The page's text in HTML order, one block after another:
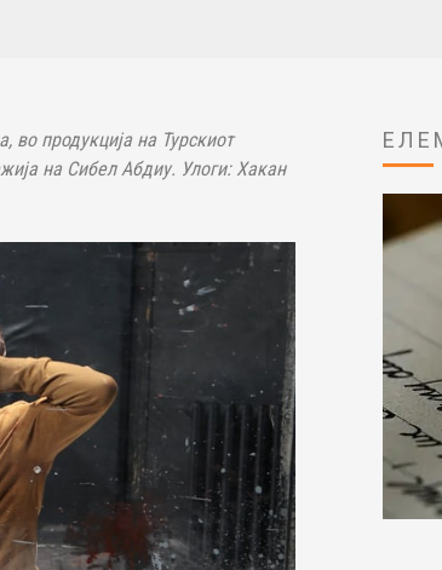
во продукција на Турскиот
на Сибел Абдиу. Улоги: Хакан